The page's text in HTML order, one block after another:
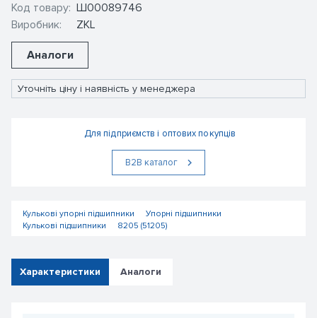
Код товару:
Виробник:
Ш00089746
ZKL
Аналоги
Уточніть ціну і наявність у менеджера
Для підприємств і оптових покупців
В2В каталог
Кулькові упорні підшипники
Упорні підшипники
Кулькові підшипники
8205 (51205)
Характеристики Аналоги